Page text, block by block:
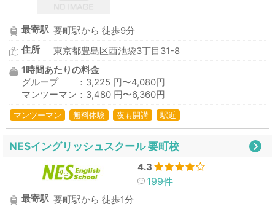
最寄駅 要町駅から 徒歩9分
住所
東京都豊島区西池袋3丁目31-8
1時間あたりの料金
グループ ：3,225 円〜4,080円
マンツーマン：3,480 円〜6,360円
マンツーマン 無料体験 夜も開講 駅近
NESイングリッシュスクール 要町校
4.3
199件
最寄駅 要町駅から 徒歩1分